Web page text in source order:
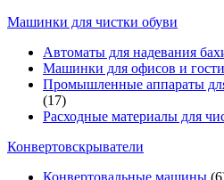
Машинки для чистки обуви
Автоматы для надевания
Машинки для офисов и
Промышленные аппараты
(17)
Расходные материалы для
Конвертовскрыватели
Конвертовальные машины